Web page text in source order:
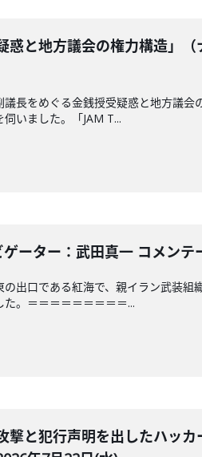
惑と地方議会の権力構造」
長をめぐる金銭授受疑惑と地方議
いました。「JAM T...
ゲーター：武田真一 コメン
出口である紅海で、親イラン武装
。＝＝＝＝＝＝＝＝＝...
撃と犯行声明を出したハッ